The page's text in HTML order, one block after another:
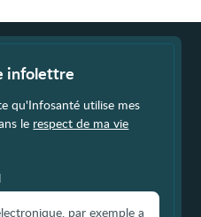
infolettre
qu'Infosanté utilise mes
le respect de ma vie